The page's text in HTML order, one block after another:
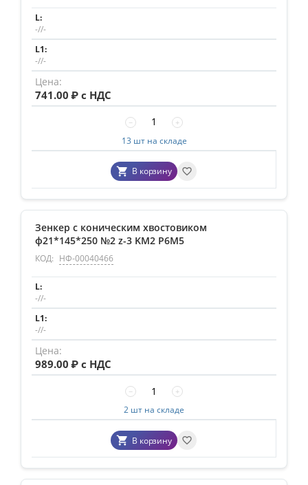
-//-
-//-
741.00 ₽ с НДС
+
−
13 шт на складе
В корзину
Зенкер с коническим хвостовиком
ф21*145*250 №2 z-3 KM2 Р6М5
КОД: НФ-00040466
-//-
-//-
989.00 ₽ с НДС
+
−
2 шт на складе
В корзину